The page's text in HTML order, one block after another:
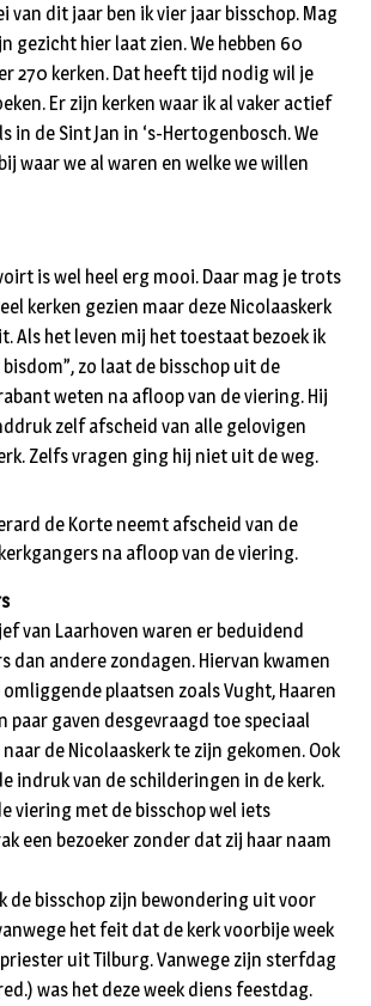
van dit jaar ben ik vier jaar bisschop. Mag
gezicht hier laat zien. We hebben 60
270 kerken. Dat heeft tijd nodig wil je
Er zijn kerken waar ik al vaker actief
in de Sint Jan in ‘s-Hertogenbosch. We
waar we al waren en welke we willen
is wel heel erg mooi. Daar mag je trots
kerken gezien maar deze Nicolaaskerk
Als het leven mij het toestaat bezoek ik
zo laat de bisschop uit de
weten na afloop van de viering. Hij
zelf afscheid van alle gelovigen
Zelfs vragen ging hij niet uit de weg.
de Korte neemt afscheid van de
na afloop van de viering.
van Laarhoven waren er beduidend
dan andere zondagen. Hiervan kwamen
plaatsen zoals Vught, Haaren
paar gaven desgevraagd toe speciaal
de Nicolaaskerk te zijn gekomen. Ook
indruk van de schilderingen in de kerk.
viering met de bisschop wel iets
een bezoeker zonder dat zij haar naam
de bisschop zijn bewondering uit voor
het feit dat de kerk voorbije week
uit Tilburg. Vanwege zijn sterfdag
was het deze week diens feestdag.